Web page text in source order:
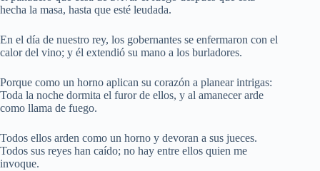
hecha la masa, hasta que esté leudada.
En el día de nuestro rey, los gobernantes se enfermaron con el
calor del vino; y él extendió su mano a los burladores.
Porque como un horno aplican su corazón a planear intrigas:
Toda la noche dormita el furor de ellos, y al amanecer arde
como llama de fuego.
Todos ellos arden como un horno y devoran a sus jueces.
Todos sus reyes han caído; no hay entre ellos quien me
invoque.